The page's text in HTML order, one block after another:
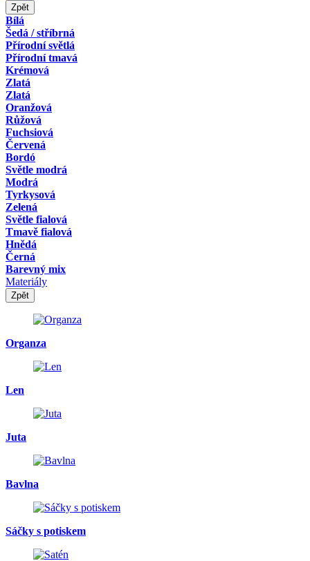
Zpět
Bílá
Šedá / stříbrná
Přírodní světlá
Přírodní tmavá
Krémová
Zlatá
Zlatá
Oranžová
Růžová
Fuchsiová
Červená
Bordó
Světle modrá
Modrá
Tyrkysová
Zelená
Světle fialová
Tmavě fialová
Hnědá
Černá
Barevný mix
Materiály
Zpět
Organza
Len
Juta
Bavlna
Sáčky s potiskem